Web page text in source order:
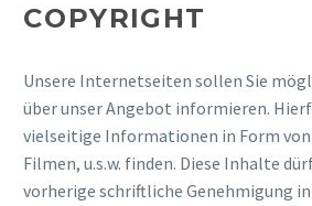
COPYRIGHT
Unsere Internetseiten sollen Sie
über unser Angebot informieren.
vielseitige Informationen in Form
Filmen, u.s.w. finden. Diese Inhalte
vorherige schriftliche Genehmigung